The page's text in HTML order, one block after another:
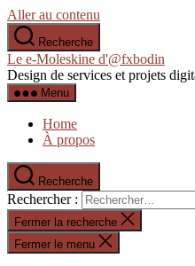
Aller au contenu
Recherche
Le e-Moleskine d'@fxbodin
Design de services et projets
Menu
Home
À propos
Recherche
Rechercher :
Fermer la recherche
Fermer le menu